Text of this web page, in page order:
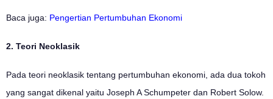
Baca juga: Pengertian Pertumbuhan Ekonomi
2. Teori Neoklasik
Pada teori neoklasik tentang pertumbuhan ekonomi, ada dua tokoh
yang sangat dikenal yaitu Joseph A Schumpeter dan Robert Solow.